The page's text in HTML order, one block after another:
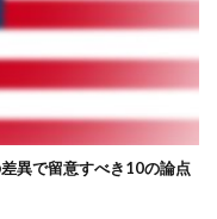
異で留意すべき10の論点